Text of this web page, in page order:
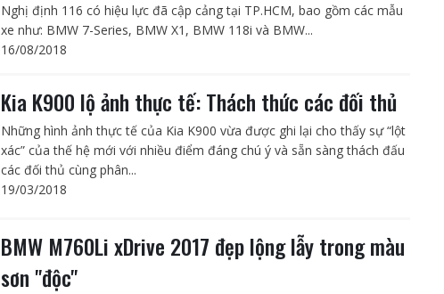
Nghị định 116 có hiệu lực đã cập cảng tại TP.HCM, bao gồm các mẫu
xe như: BMW 7-Series, BMW X1, BMW 118i và BMW...
16/08/2018
Kia K900 lộ ảnh thực tế: Thách thức các đối thủ
Những hình ảnh thực tế của Kia K900 vừa được ghi lại cho thấy sự “lột
xác” của thế hệ mới với nhiều điểm đáng chú ý và sẵn sàng thách đấu
các đối thủ cùng phân...
19/03/2018
BMW M760Li xDrive 2017 đẹp lộng lẫy trong màu
sơn "độc"